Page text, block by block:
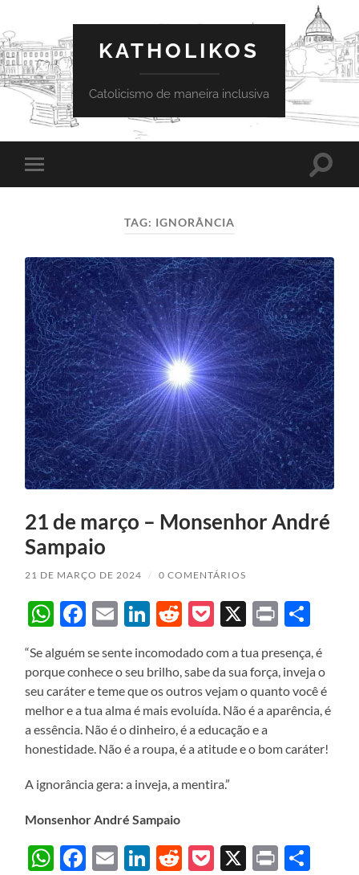
KATHOLIKOS
Catolicismo de maneira inclusiva
Toggle
mobile
Toggle
TAG: IGNORÂNCIA
21 de março – Monsenhor André
Sampaio
21 DE MARÇO DE 2024 / 0 COMENTÁRIOS
WhatsApp
Facebook
EmailLinkedIn
Reddit
Pocket
X Print
“Se alguém se sente incomodado com a tua presença, é
porque conhece o seu brilho, sabe da sua força, inveja o
seu caráter e teme que os outros vejam o quanto você é
melhor e a tua alma é mais evoluída. Não é a aparência, é
a essência. Não é o dinheiro, é a educação e a
honestidade. Não é a roupa, é a atitude e o bom caráter!
A ignorância gera: a inveja, a mentira.”
Monsenhor André Sampaio
WhatsApp
Facebook
EmailLinkedIn
Reddit
Pocket
X Print